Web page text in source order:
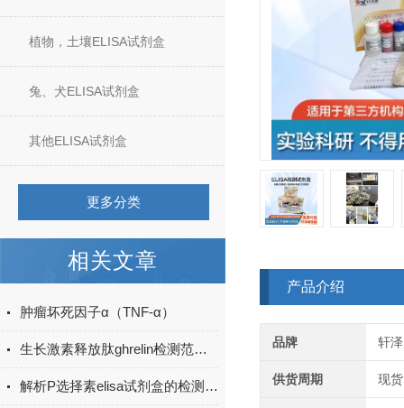
植物，土壤ELISA试剂盒
兔、犬ELISA试剂盒
其他ELISA试剂盒
更多分类
相关文章
肿瘤坏死因子α（TNF-α）
生长激素释放肽ghrelin检测范围多少？
解析P选择素elisa试剂盒的检测原理
产品介绍
品牌 轩
供货周期 现货